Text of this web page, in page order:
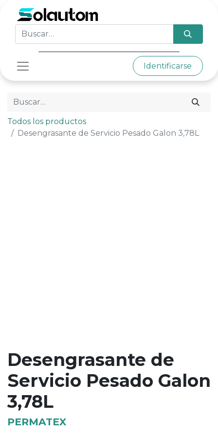
Identificarse
Todos los productos
Desengrasante de Servicio Pesado Galon 3,78L
Desengrasante de
Servicio Pesado Galon
3,78L
PERMATEX